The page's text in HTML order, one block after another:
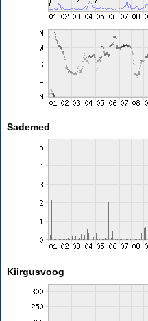
Sademed
Kiirgusvoog